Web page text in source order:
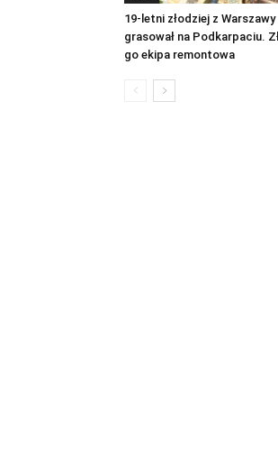
19-letni złodziej z Warszawy
grasował na Podkarpaciu.
go ekipa remontowa